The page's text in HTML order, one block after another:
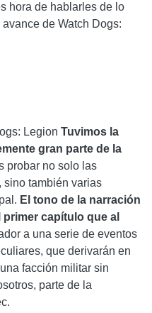
hora de hablarles de lo
de Watch Dogs:
Legion Tuvimos la
gran parte de la
probar no solo las
también varias
El tono de la narración
capítulo que al
a una serie de eventos
que derivarán en
facción militar sin
parte de la